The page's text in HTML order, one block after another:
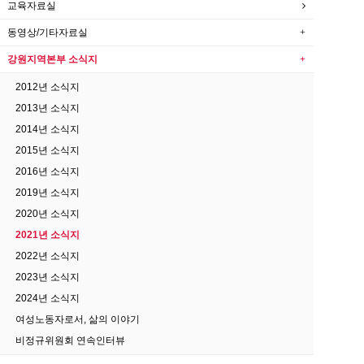
교육자료실
동영상/기타자료실
강원지역본부 소식지
2012년 소식지
2013년 소식지
2014년 소식지
2015년 소식지
2016년 소식지
2019년 소식지
2020년 소식지
2021년 소식지
2022년 소식지
2023년 소식지
2024년 소식지
여성노동자로서, 삶의 이야기
비정규위원회 연속인터뷰